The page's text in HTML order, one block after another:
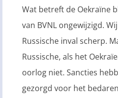
Wat betreft de Oekraïne
van BVNL ongewijzigd.
Russische inval scherp.
Russische, als het
oorlog niet. Sancties
gezorgd voor het